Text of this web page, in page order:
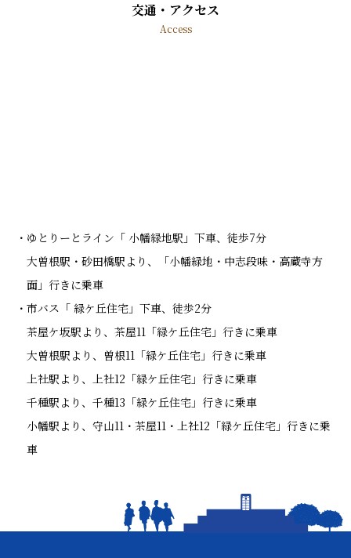
交通・アクセス
Access
ゆとりーとライン「 小幡緑地駅」下車、徒歩7分
大曽根駅・砂田橋駅より、「小幡緑地・中志段味・高蔵寺方
面」行きに乗車
市バス「 緑ケ丘住宅」下車、徒歩2分
茶屋ケ坂駅より、茶屋11「緑ケ丘住宅」行きに乗車
大曽根駅より、曽根11「緑ケ丘住宅」行きに乗車
上社駅より、上社12「緑ケ丘住宅」行きに乗車
千種駅より、千種13「緑ケ丘住宅」行きに乗車
小幡駅より、守山11・茶屋11・上社12「緑ケ丘住宅」行きに乗
車